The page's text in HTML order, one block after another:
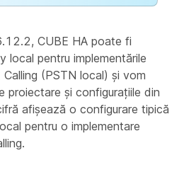
CUBE HA poate fi
local pentru implementările
(PSTN local) și vom
proiectare și configurațiile din
afișează o configurare tipică
pentru o implementare